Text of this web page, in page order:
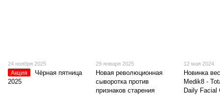
24 ноября 2025
Акция
Чёрная пятница
2025
29 января 2025
Новая революционная
сыворотка против
признаков старения
12 мая 2024
Новинка
Medik8 -
Daily Facial